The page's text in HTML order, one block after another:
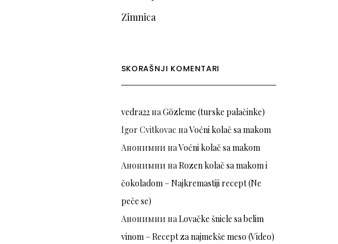
Zimnica
SKORAŠNJI KOMENTARI
vedra22наGözleme (turske palačinke)
Igor Cvitkovac наVoćni kolač sa makom
Анонимни наVoćni kolač sa makom
Анонимни наRozen kolač sa makom i
čokoladom – Najkremastiji recept (Ne
peče se)
Анонимни наLovačke šnicle sa belim
vinom – Recept za najmekše meso (Video)